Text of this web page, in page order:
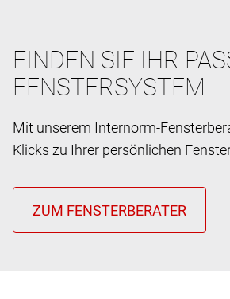
FINDEN SIE IHR
FENSTERSYSTEM
Mit unserem Internorm-
Klicks zu Ihrer persönlichen